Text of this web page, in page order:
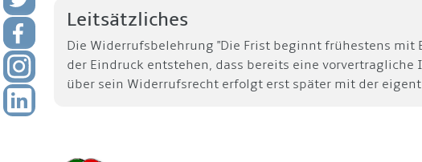
Leitsätzliches
Die Widerrufsbelehrung "Die Frist beginnt frühestens
der Eindruck entstehen, dass bereits eine
über sein Widerrufsrecht erfolgt erst später mit der